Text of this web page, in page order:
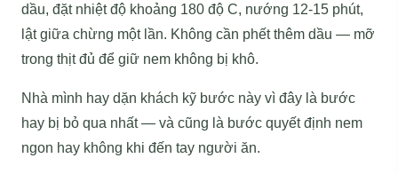
dầu, đặt nhiệt độ khoảng 180 độ C, nướng 12-15 phút,
lật giữa chừng một lần. Không cần phết thêm dầu — mỡ
trong thịt đủ để giữ nem không bị khô.
Nhà mình hay dặn khách kỹ bước này vì đây là bước
hay bị bỏ qua nhất — và cũng là bước quyết định nem
ngon hay không khi đến tay người ăn.